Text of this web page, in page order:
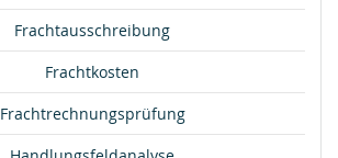
Frachtausschreibung
Frachtkosten
Frachtrechnungsprüfung